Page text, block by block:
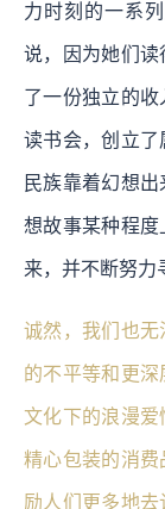
力时刻的一系
说，因为她们
了一份独立的
读书会，创立
民族靠着幻想
想故事某种程
来，并不断努力
诚然，我们也
的不平等和更
文化下的浪漫
精心包装的消
励人们更多地